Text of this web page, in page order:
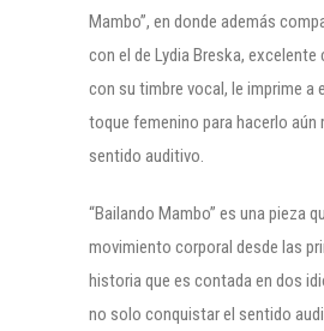
Mambo”, en donde además
con el de Lydia Breska, excelente
con su timbre vocal, le imprime a
toque femenino para hacerlo aún
sentido auditivo.
“Bailando Mambo” es una pieza
movimiento corporal desde las
historia que es contada en dos
no solo conquistar el sentido